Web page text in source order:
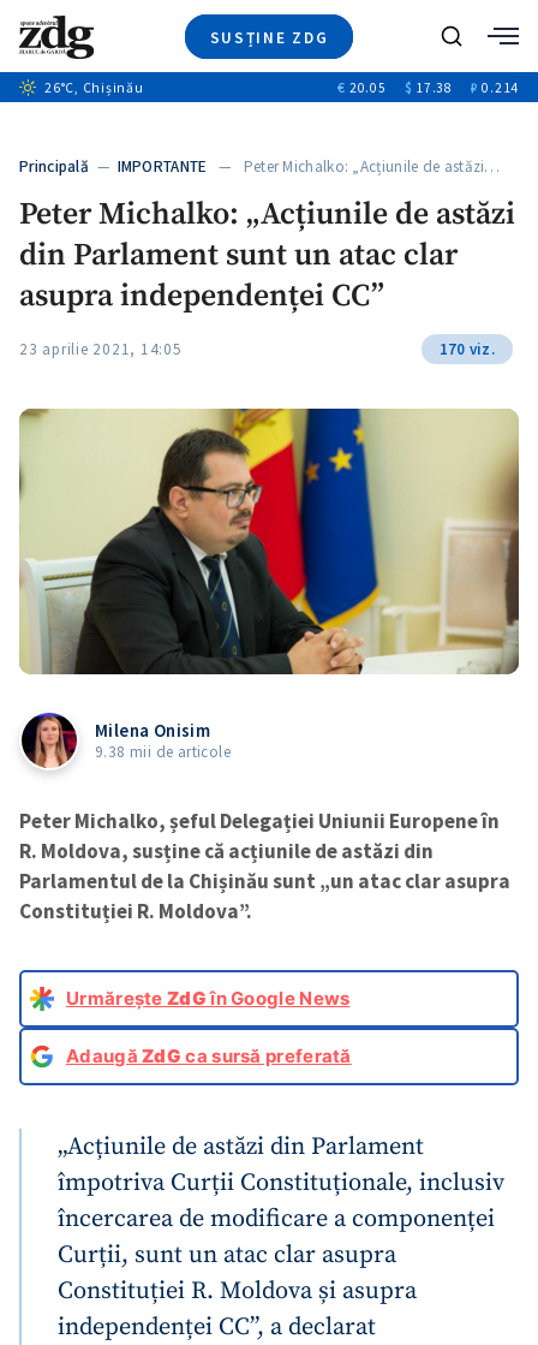
SUSȚINE ZDG
Ştiri
+13
Video
Special
Blog
Caută
26°C, Chișinău € 20.05 $ 17.38 ₽ 0.214
Principală — IMPORTANTE — Peter Michalko: „Acțiunile de astăzi…
Peter Michalko: „Acțiunile de astăzi
din Parlament sunt un atac clar
asupra independenței CC”
23 aprilie 2021, 14:05 170 viz.
Milena Onisim
9.38 mii de articole
Peter Michalko, șeful Delegației Uniunii Europene în
R. Moldova, susține că acțiunile de astăzi din
Parlamentul de la Chișinău sunt „un atac clar asupra
Constituției R. Moldova”.
Urmărește ZdGîn Google News
AdaugăZdG ca sursă preferată
„Acțiunile de astăzi din Parlament
împotriva Curții Constituționale, inclusiv
încercarea de modificare a componenței
Curții, sunt un atac clar asupra
Constituției R. Moldova și asupra
independenței CC”, a declarat